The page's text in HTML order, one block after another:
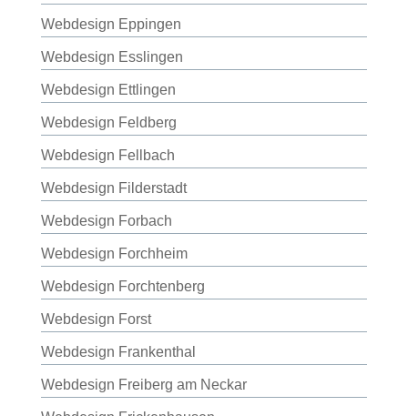
Webdesign Eppingen
Webdesign Esslingen
Webdesign Ettlingen
Webdesign Feldberg
Webdesign Fellbach
Webdesign Filderstadt
Webdesign Forbach
Webdesign Forchheim
Webdesign Forchtenberg
Webdesign Forst
Webdesign Frankenthal
Webdesign Freiberg am Neckar